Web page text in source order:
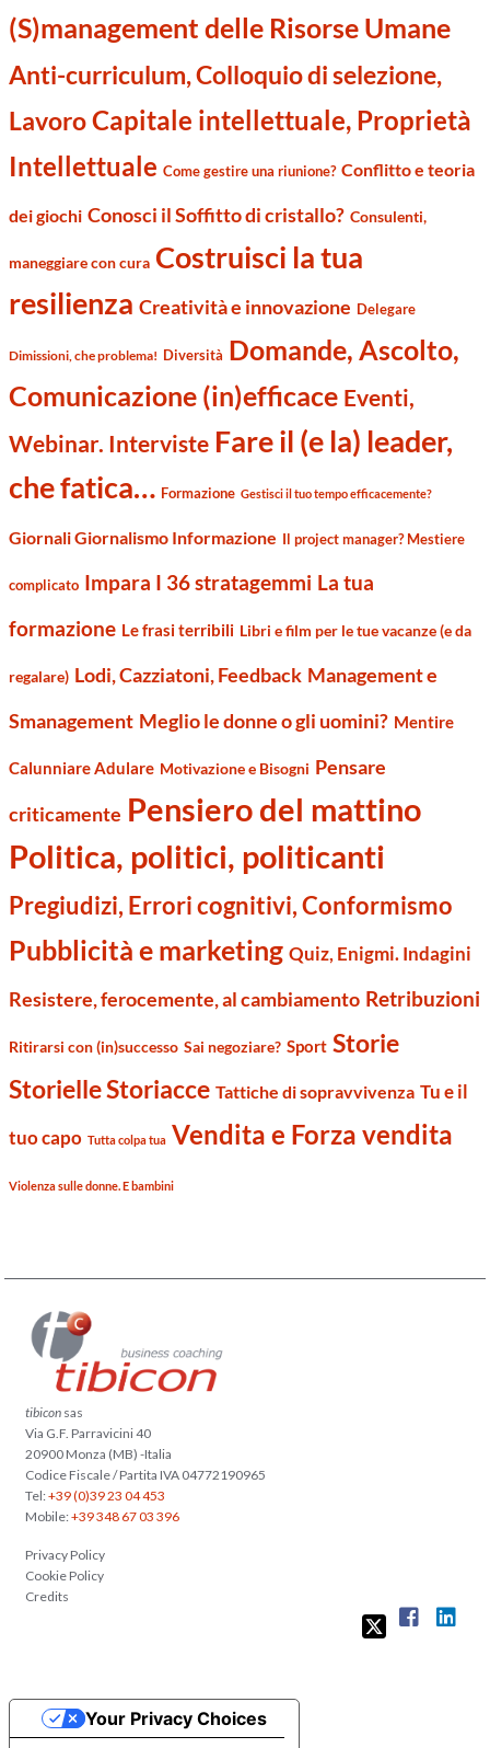
(S)management delle Risorse Umane
Anti-curriculum, Colloquio di selezione,
LavoroCapitale intellettuale, Proprietà
Intellettuale Come gestire una riunione? Conflitto e teoria
dei giochi Conosci il Soffitto di cristallo? Consulenti,
maneggiare con cura Costruisci la tua
resilienza Creatività e innovazione Delegare
Dimissioni, che problema! Diversità Domande, Ascolto,
Comunicazione (in)efficace Eventi,
Webinar. Interviste Fare il (e la) leader,
che fatica… Formazione Gestisci il tuo tempo efficacemente?
Giornali Giornalismo Informazione Il project manager? Mestiere
complicato Impara I 36 stratagemmi La tua
formazione Le frasi terribili Libri e film per le tue vacanze (e da
regalare) Lodi, Cazziatoni, Feedback Management e
Smanagement Meglio le donne o gli uomini? Mentire
Calunniare Adulare Motivazione e Bisogni Pensare
criticamente Pensiero del mattino
Politica, politici, politicanti
Pregiudizi, Errori cognitivi, Conformismo
Pubblicità e marketing Quiz, Enigmi. Indagini
Resistere, ferocemente, al cambiamento Retribuzioni
Ritirarsi con (in)successo Sai negoziare? Sport Storie
Storielle Storiacce Tattiche di sopravvivenza Tu e il
tuo capo Tutta colpa tua Vendita e Forza vendita
Violenza sulle donne. E bambini
tibicon sas
Via G.F. Parravicini 40
20900 Monza (MB) -Italia
Codice Fiscale / Partita IVA 04772190965
Tel:+39 (0)39 23 04 453
Mobile:+39 348 67 03 396
Privacy Policy
Cookie Policy
Credits
Your Privacy Choices